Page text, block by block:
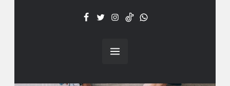
Facebook
TwitterInstaTT
Menu